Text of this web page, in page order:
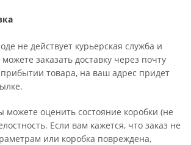
не действует курьерская служба и
заказать доставку через почту
товара, на ваш адрес придет
можете оценить состояние коробки (не
Если вам кажется, что заказ не
или коробка повреждена,